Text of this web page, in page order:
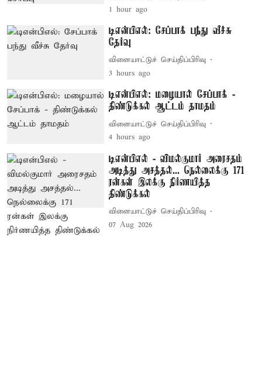
1 hour ago
டிஎன்பிஎல்: சேப்பாக் பந்து வீச்சு
தேர்வு
விளையாட்டுச் செய்திப்பிரிவு
3 hours ago
டிஎன்பிஎல்: மழையால் சேப்பாக் -
திண்டுக்கல் ஆட்டம் தாமதம்
விளையாட்டுச் செய்திப்பிரிவு
4 hours ago
டிஎன்பிஎல் - விமல்குமார் அரைசதம்
அடித்து அசத்தல்... நெல்லைக்கு 171
ரன்கள் இலக்கு நிர்ணயித்த
திண்டுக்கல்
விளையாட்டுச் செய்திப்பிரிவு
07 Aug 2026